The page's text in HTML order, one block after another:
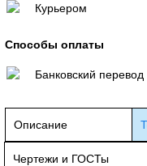
Курьером
Способы оплаты
Банковский перевод
Описание
Чертежи и ГОСТы